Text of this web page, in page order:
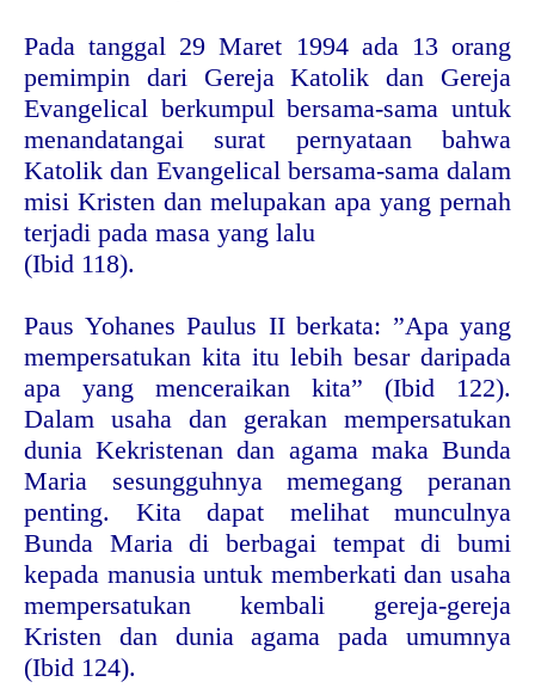
Pada tanggal 29 Maret 1994 ada 13 orang
pemimpin dari Gereja Katolik dan Gereja
Evangelical berkumpul bersama-sama untuk
menandatangai surat pernyataan bahwa
Katolik dan Evangelical bersama-sama dalam
misi Kristen dan melupakan apa yang pernah
terjadi pada masa yang lalu
(Ibid 118).
Paus Yohanes Paulus II berkata: ”Apa yang
mempersatukan kita itu lebih besar daripada
apa yang menceraikan kita” (Ibid 122).
Dalam usaha dan gerakan mempersatukan
dunia Kekristenan dan agama maka Bunda
Maria sesungguhnya memegang peranan
penting. Kita dapat melihat munculnya
Bunda Maria di berbagai tempat di bumi
kepada manusia untuk memberkati dan usaha
mempersatukan kembali gereja-gereja
Kristen dan dunia agama pada umumnya
(Ibid 124).